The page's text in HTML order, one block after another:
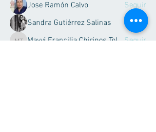
Jose Ramón Calvo
Seguir
Sandra Gutiérrez Salinas
Seguir
Seguir